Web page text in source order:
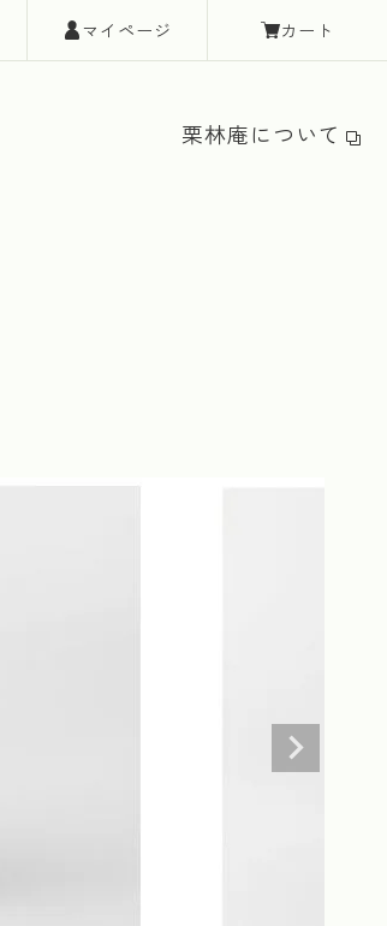
マイページ カート
栗林庵について